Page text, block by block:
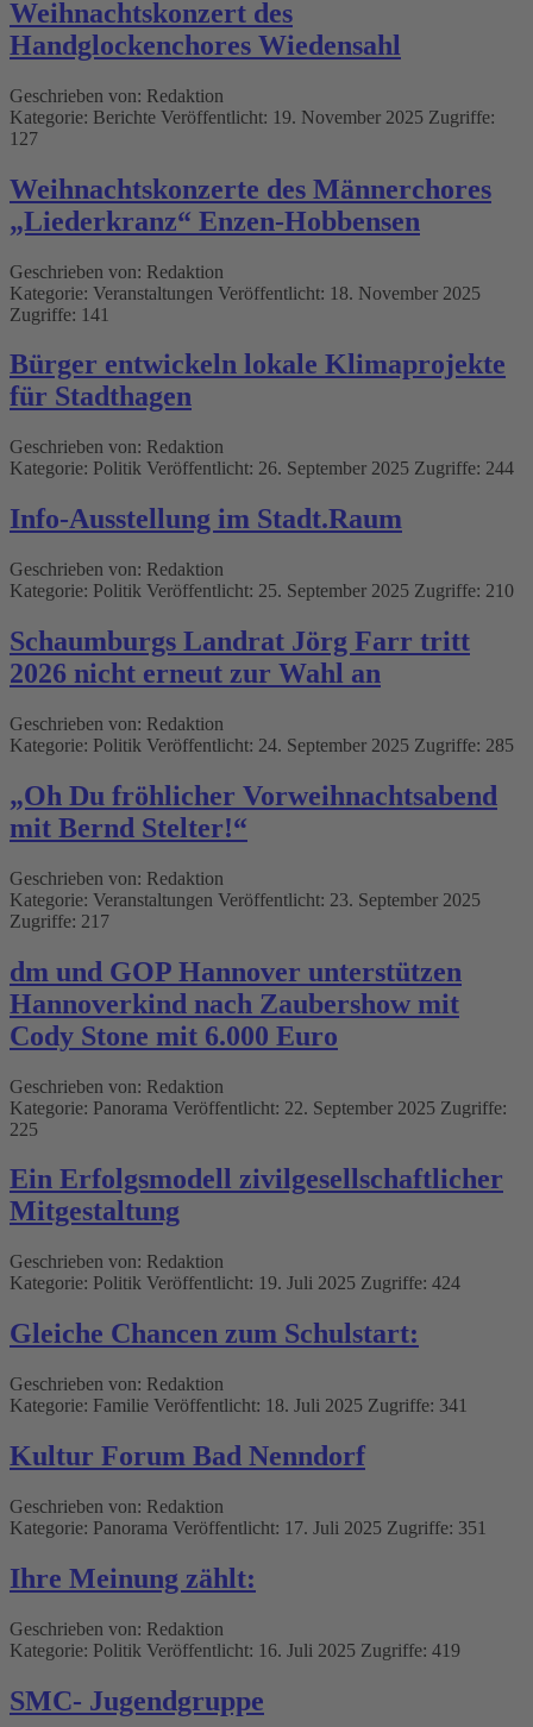
Weihnachtskonzert des
Handglockenchores Wiedensahl
Geschrieben von: Redaktion
Kategorie: Berichte Veröffentlicht: 19. November 2025 Zugriffe:
127
Weihnachtskonzerte des Männerchores
„Liederkranz“ Enzen-Hobbensen
Geschrieben von: Redaktion
Kategorie: Veranstaltungen Veröffentlicht: 18. November 2025
Zugriffe: 141
Bürger entwickeln lokale Klimaprojekte
für Stadthagen
Geschrieben von: Redaktion
Kategorie: Politik Veröffentlicht: 26. September 2025 Zugriffe: 244
Info-Ausstellung im Stadt.Raum
Geschrieben von: Redaktion
Kategorie: Politik Veröffentlicht: 25. September 2025 Zugriffe: 210
Schaumburgs Landrat Jörg Farr tritt
2026 nicht erneut zur Wahl an
Geschrieben von: Redaktion
Kategorie: Politik Veröffentlicht: 24. September 2025 Zugriffe: 285
„Oh Du fröhlicher Vorweihnachtsabend
mit Bernd Stelter!“
Geschrieben von: Redaktion
Kategorie: Veranstaltungen Veröffentlicht: 23. September 2025
Zugriffe: 217
dm und GOP Hannover unterstützen
Hannoverkind nach Zaubershow mit
Cody Stone mit 6.000 Euro
Geschrieben von: Redaktion
Kategorie: Panorama Veröffentlicht: 22. September 2025 Zugriffe:
225
Ein Erfolgsmodell zivilgesellschaftlicher
Mitgestaltung
Geschrieben von: Redaktion
Kategorie: Politik Veröffentlicht: 19. Juli 2025 Zugriffe: 424
Gleiche Chancen zum Schulstart:
Geschrieben von: Redaktion
Kategorie: Familie Veröffentlicht: 18. Juli 2025 Zugriffe: 341
Kultur Forum Bad Nenndorf
Geschrieben von: Redaktion
Kategorie: Panorama Veröffentlicht: 17. Juli 2025 Zugriffe: 351
Ihre Meinung zählt:
Geschrieben von: Redaktion
Kategorie: Politik Veröffentlicht: 16. Juli 2025 Zugriffe: 419
SMC- Jugendgruppe